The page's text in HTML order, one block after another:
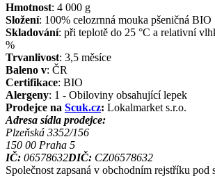
Hmotnost: 4 000 g
Složení: 100% celozrnná mouka pšeničná BIO
Skladování: při teplotě do 25 °C a relativní
%
Trvanlivost: 3,5 měsíce
Baleno v: ČR
Certifikace: BIO
Alergeny: 1 - Obiloviny obsahující lepek
Prodejce na Scuk.cz: Lokalmarket s.r.o.
Adresa sídla prodejce:
Plzeňská 3352/156
150 00 Praha 5
IČ: 06578632DIČ: CZ06578632
Společnost zapsaná v obchodním rejstříku pod